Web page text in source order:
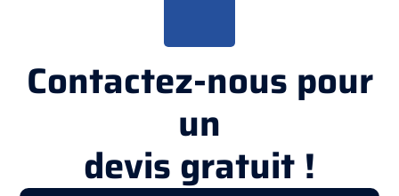
Contactez-nous pour
un
devis gratuit !